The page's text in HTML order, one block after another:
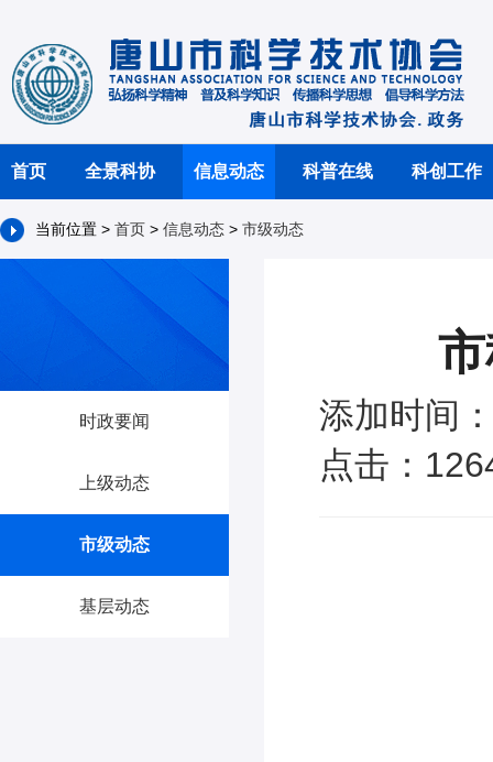
首页 全景科协 信息动态 科普在线 科创工作
当前位置 > 首页 > 信息动态 > 市级动态
时政要闻
上级动态
市级动态
基层动态
添加时间
点击：